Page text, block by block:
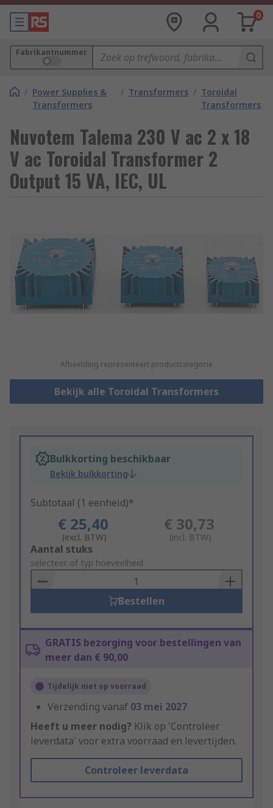
0
Fabrikantnummer
/ Power Supplies &
Transformers
/ Transformers / Toroidal
Transformers
Nuvotem Talema 230 V ac 2 x 18
V ac Toroidal Transformer 2
Output 15 VA, IEC, UL
Afbeelding representeert productcategorie
Bekijk alle Toroidal Transformers
Bulkkorting beschikbaar
Bekijk bulkkorting
Subtotaal (1 eenheid)*
€ 25,40
(excl. BTW)
€ 30,73
(incl. BTW)
Add
to
Basket
Aantal stuks
selecteer of typ hoeveelheid
Bestellen
GRATIS bezorging voor bestellingen van
meer dan € 90,00
Tijdelijk niet op voorraad
Verzending vanaf 03 mei 2027
Heeft u meer nodig? Klik op 'Controleer
leverdata' voor extra voorraad en levertijden.
Controleer leverdata